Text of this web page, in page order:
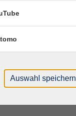
Auswahl speichern